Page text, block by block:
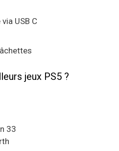
USB C
jeux PS5 ?
33